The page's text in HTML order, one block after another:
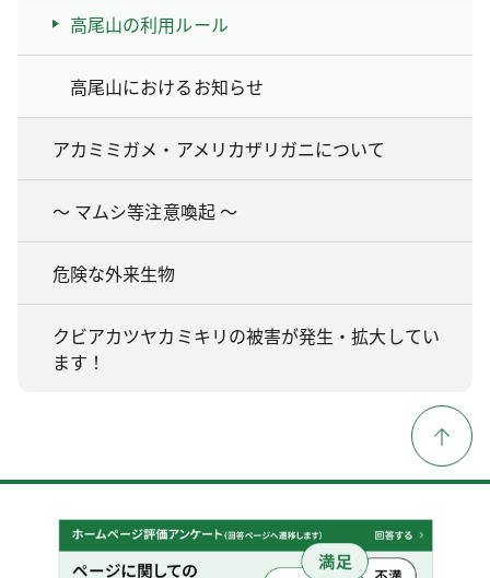
高尾山の利用ルール
高尾山におけるお知らせ
アカミミガメ・アメリカザリガニについて
～ マムシ等注意喚起 ～
危険な外来生物
クビアカツヤカミキリの被害が発生・拡大してい
ます！